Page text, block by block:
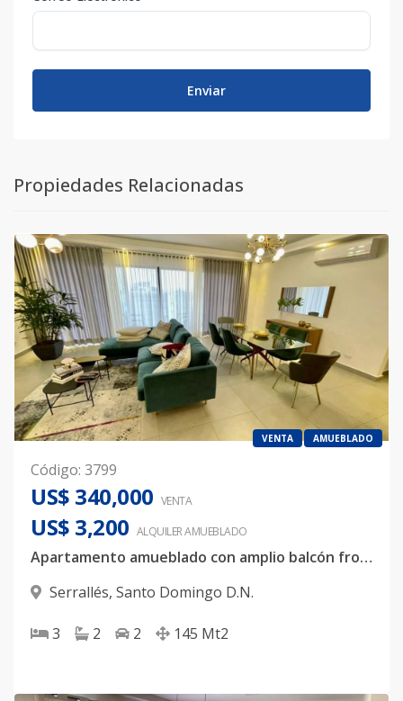
Enviar
Propiedades Relacionadas
VENTA AMUEBLADO
Código: 3799
US$ 340,000 VENTA
US$ 3,200 ALQUILERAMUEBLADO
Apartamento amueblado con amplio balcón frontal en Serralles
Serrallés, Santo Domingo D.N.
3 2 2 145 Mt2